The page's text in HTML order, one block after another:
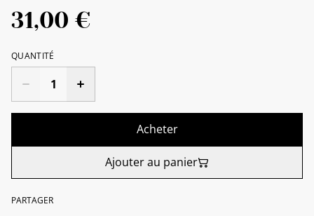
31,00 €
QUANTITÉ
Acheter
Ajouter au panier
PARTAGER